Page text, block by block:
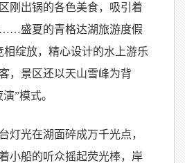
刚出锅的各色美食，吸引着
盛夏的青格达湖旅游度假
相绽放，精心设计的水上游乐
，景区还以天山雪峰为背
”模式。
灯光在湖面碎成万千光点，
小船的听众摇起荧光棒，岸